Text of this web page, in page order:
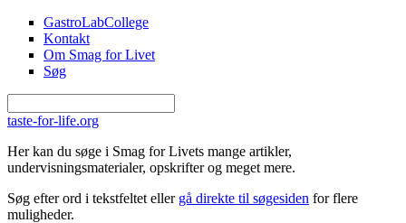
Gå til hovedindhold
GastroLabCollege
Kontakt
Om Smag for Livet
Søg
taste-for-life.org
Her kan du søge i Smag for Livets mange artikler,
undervisningsmaterialer, opskrifter og meget mere.
Søg efter ord i tekstfeltet eller gå direkte til søgesiden for flere
muligheder.